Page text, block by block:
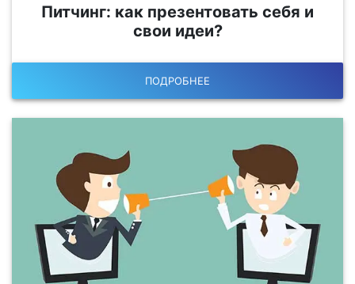
Питчинг: как презентовать себя и
свои идеи?
ПОДРОБНЕЕ